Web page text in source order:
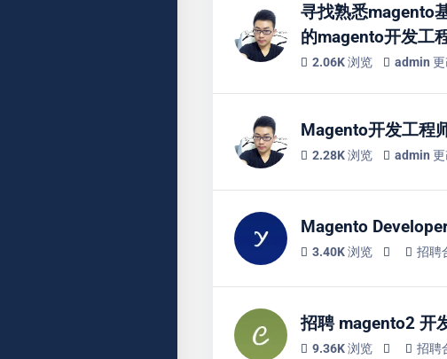
寻找熟悉magento
的magento开发工
2.06K 浏览 admin
Magento开发工程
2.28K 浏览 admin
Magento
3.40K 浏览 招聘
招聘 magento2 开
9.36K 浏览 招聘